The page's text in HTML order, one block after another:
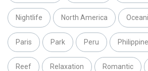
Nightlife North America
Paris Park Peru
Reef Relaxation Romantic